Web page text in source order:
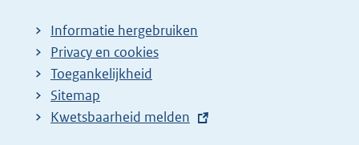
Informatie hergebruiken
Privacy en cookies
Toegankelijkheid
Sitemap
E
Kwetsbaarheid melden